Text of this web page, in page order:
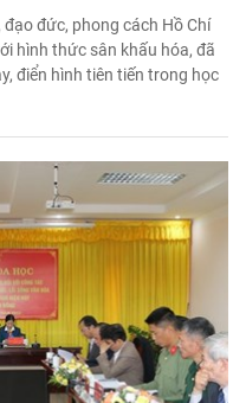
đức, phong cách Hồ Chí
hình thức sân khấu hóa, đã
điển hình tiên tiến trong học